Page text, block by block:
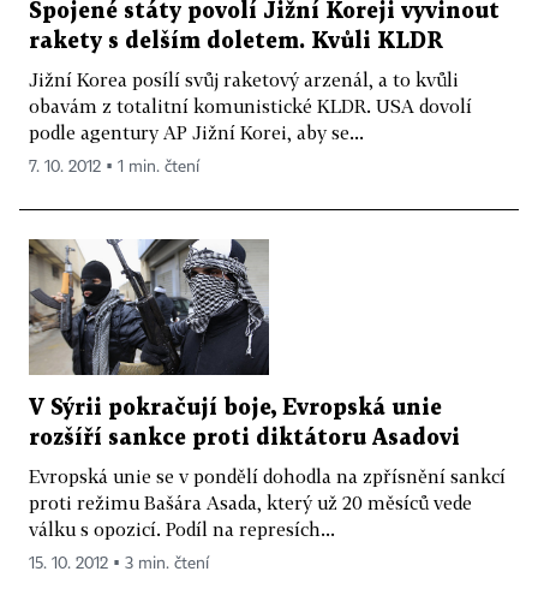
Spojené státy povolí Jižní Koreji vyvinout
rakety s delším doletem. Kvůli KLDR
Jižní Korea posílí svůj raketový arzenál, a to kvůli
obavám z totalitní komunistické KLDR. USA dovolí
podle agentury AP Jižní Korei, aby se...
7. 10. 2012 ▪ 1 min. čtení
V Sýrii pokračují boje, Evropská unie
rozšíří sankce proti diktátoru Asadovi
Evropská unie se v pondělí dohodla na zpřísnění sankcí
proti režimu Bašára Asada, který už 20 měsíců vede
válku s opozicí. Podíl na represích...
15. 10. 2012 ▪ 3 min. čtení